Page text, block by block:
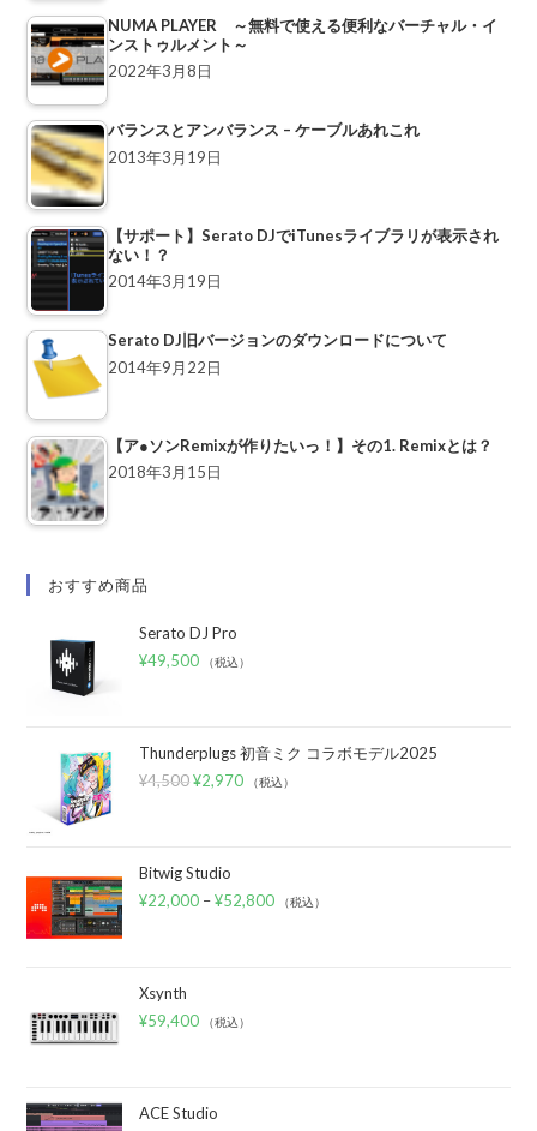
NUMA PLAYER ～無料で使える便利なバーチャル・イ
ンストゥルメント～
2022年3月8日
バランスとアンバランス – ケーブルあれこれ
2013年3月19日
【サポート】Serato DJでiTunesライブラリが表示され
ない！？
2014年3月19日
Serato DJ旧バージョンのダウンロードについて
2014年9月22日
【ア●ソンRemixが作りたいっ！】その1. Remixとは？
2018年3月15日
おすすめ商品
Serato DJ Pro
¥49,500 （税込）
Thunderplugs 初音ミク コラボモデル2025
¥4,500 ¥2,970 （税込）
Bitwig Studio
¥22,000 –¥52,800 （税込）
Xsynth
¥59,400 （税込）
ACE Studio